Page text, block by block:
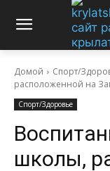
Домой Спорт/
расположенной на
Спорт/Здоровье
школы,